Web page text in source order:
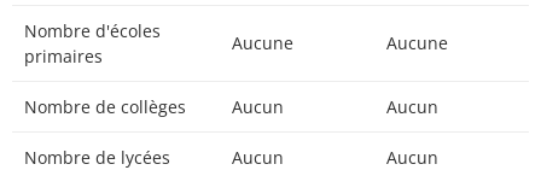
Nombre d'écoles
primaires
Aucune Aucune
Nombre de collèges Aucun Aucun
Nombre de lycées Aucun Aucun